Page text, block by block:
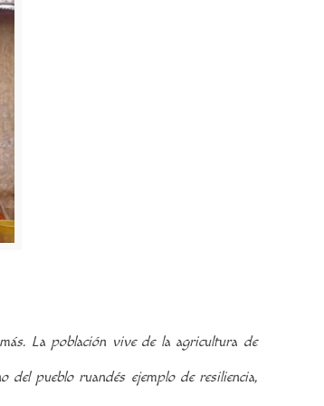
La población vive de la agricultura de
del pueblo ruandés ejemplo de resiliencia,